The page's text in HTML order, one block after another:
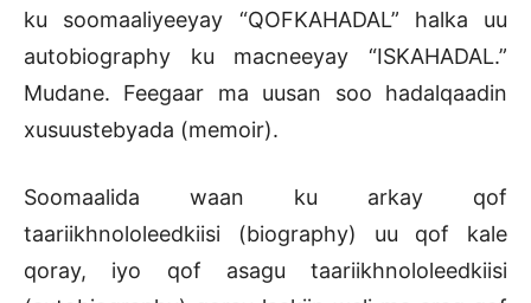
ku soomaaliyeeyay “QOFKAHADAL” halka uu
autobiography ku macneeyay “ISKAHADAL.”
Mudane. Feegaar ma uusan soo hadalqaadin
xusuustebyada (memoir).
Soomaalida waan ku arkay qof
taariikhnololeedkiisi (biography) uu qof kale
qoray, iyo qof asagu taariikhnololeedkiisi